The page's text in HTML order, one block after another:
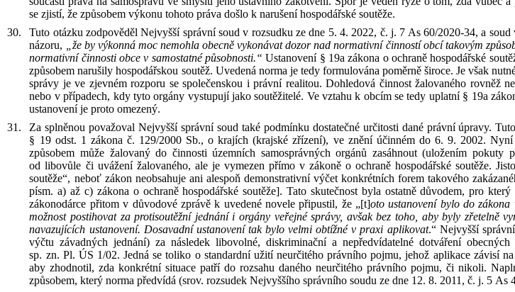
se zjistí, že způsobem výkonu tohoto práva došlo k narušení hospodářské soutěže.
Tuto otázku zodpověděl Nejvyšší správní soud v rozsudkuze dne 5. 4. 2022, č.j. 7 As 60/2020-34, a soud
názoru,
„že by výkonná moc nemohla obecně vykonávat dozor nad normativní činností obcí takovým
normativní činnosti obce v samostatné působnosti.“ Ustanovení § 19a zákona o ochraně hospodářské
způsobem narušily hospodářskou soutěž. Uvedená norma je tedy formulována poměrně široce. Je však
správy je ve zjevném rozporu se společenskou i právní realitou. Dohledová činnost žalovaného rovněž
nebo v případech, kdy tyto orgány vystupují jako soutěžitelé. Ve vztahu k obcím se tedy uplatní § 19a
ustanovení je proto omezený.
Za splněnou považoval Nejvyšší správní soud také podmínku dostatečné určitosti dané právní úpravy.
§ 19 odst. 1 zákona č. 129/2000 Sb., o krajích (krajské zřízení), ve znění účinném do 6. 9. 2002. Nyní
způsobem může žalovaný do činnosti územních samosprávných orgánů zasáhnout (uložením
od libovůle či uvážení žalovaného, ale je vymezen přímo v zákoně o ochraně hospodářské soutěže.
soutěže“, neboť zákon neobsahuje ani alespoň demonstrativní výčet konkrétních forem takového
písm. a) až c) zákona o ochraně hospodářské soutěže]. Tato skutečnost byla ostatně důvodem, pro který
zákonodárce přitom v důvodové zprávěk uvedené novelepřipustil, že „[t]oto ustanovení bylo do zákona
možnost postihovat za protisoutěžní jednání i orgány veřejné správy, avšak bez toho, aby byly zřetelně
navazujících ustanovení. Dosavadní ustanovení tak bylo velmi obtížné v praxi aplikovat.“Nejvyšší
výčtu závadných jednání) za následek libovolné, diskriminační a nepředvídatelné dotváření
sp. zn. Pl. ÚS 1/02.Jedná se toliko o standardní užití neurčitého právního pojmu,jehož aplikace závisí na
aby zhodnotil, zda konkrétní situace patří do rozsahu daného neurčitého právního pojmu, či nikoli.
způsobem, který norma předvídá (srov. rozsudek Nejvyššího správního soudu ze dne 12. 8. 2011, č. j. 5 As